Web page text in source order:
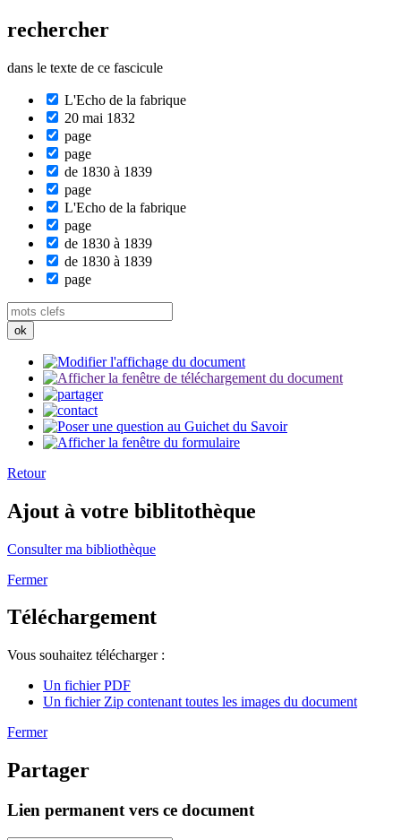
rechercher
dans le texte de ce fascicule
L'Echo de la fabrique
20 mai 1832
page
page
de 1830 à 1839
page
L'Echo de la fabrique
page
de 1830 à 1839
de 1830 à 1839
page
Retour
Ajout à votre biblitothèque
Consulter ma bibliothèque
Fermer
Téléchargement
Vous souhaitez télécharger :
Un fichier PDF
Un fichier Zip contenant toutes les images du document
Fermer
Partager
Lien permanent vers ce document